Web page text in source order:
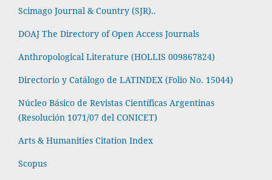
Scimago Journal & Country (SJR)..
DOAJ The Directory of Open Access Journals
Anthropological Literature (HOLLIS 009867824)
Directorio y Catálogo de LATINDEX (Folio No. 15044)
Núcleo Básico de Revistas Científicas Argentinas
(Resolución 1071/07 del CONICET)
Arts & Humanities Citation Index
Scopus